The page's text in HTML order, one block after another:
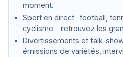
moment.
Sport en direct : football,
cyclisme… retrouvez les
Divertissements et talk-
émissions de variétés,